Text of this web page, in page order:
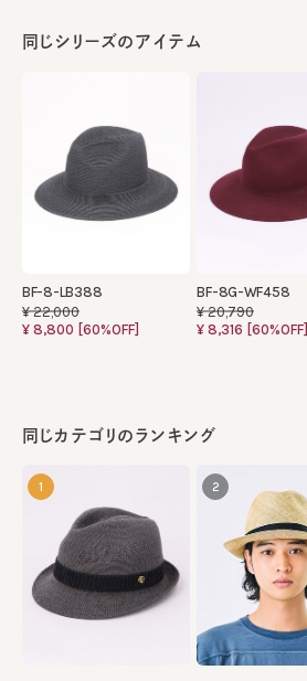
同じシリーズのアイテム
BF-8-LB388
¥22,000
¥8,800 [60%OFF]
BF-8G-WF458
¥20,790
¥8,316 [60%OFF]
同じカテゴリのランキング
1 2